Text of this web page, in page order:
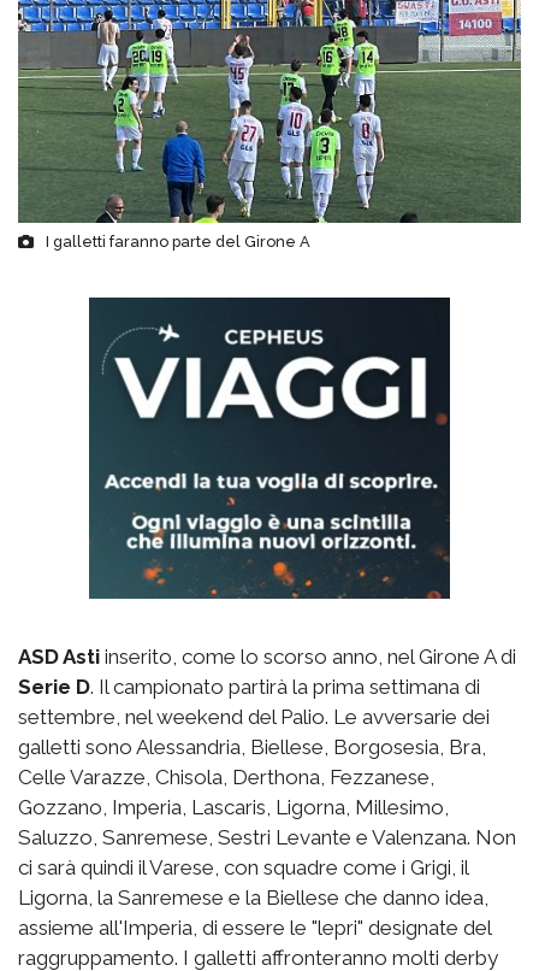
I galletti faranno parte del Girone A
ASD Asti inserito, come lo scorso anno, nel Girone A di
Serie D. Il campionato partirà la prima settimana di
settembre, nel weekend del Palio. Le avversarie dei
galletti sono Alessandria, Biellese, Borgosesia, Bra,
Celle Varazze, Chisola, Derthona, Fezzanese,
Gozzano, Imperia, Lascaris, Ligorna, Millesimo,
Saluzzo, Sanremese, Sestri Levante e Valenzana. Non
ci sarà quindi il Varese, con squadre come i Grigi, il
Ligorna, la Sanremese e la Biellese che danno idea,
assieme all'Imperia, di essere le "lepri" designate del
raggruppamento. I galletti affronteranno molti derby